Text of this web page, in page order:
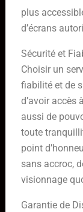
plus
d’écrans
Sécurité et
Choisir un
fiabilité et de
d’avoir accès
aussi de
toute
point
sans accroc,
visionnage
Garantie de